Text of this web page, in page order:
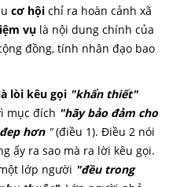
cơ hộichỉ ra hoàn cảnh xã
vụ là nội dung chính của
đồng, tính nhân đạo bao
kêu gọi "khẩn thiết"
mục đích "hãy bảo đảm cho
hơn "(điều 1). Điều 2 nói
ấy ra sao mà ra lời kêu gọi.
lớp người "đều trong